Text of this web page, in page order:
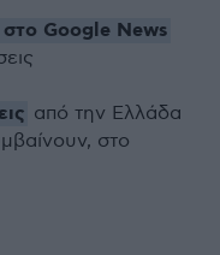
Google News
από την Ελλάδα
στο